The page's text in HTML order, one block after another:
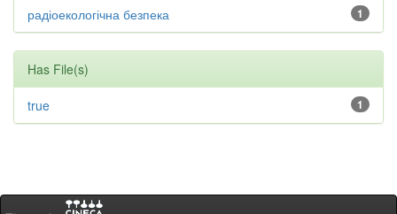
1
радіоекологічна безпека
Has File(s)
1
true